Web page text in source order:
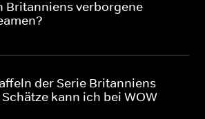
Britanniens verborgene
der Serie Britanniens
kann ich bei WOW